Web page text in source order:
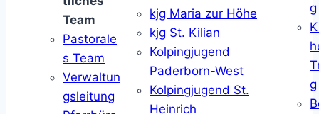
Team
Pastorale
s Team
Verwaltun
gsleitung
kjg Maria zur Höhe
kjg St. Kilian
Kolpingjugend
Paderborn-West
Kolpingjugend St.
Heinrich
g
g